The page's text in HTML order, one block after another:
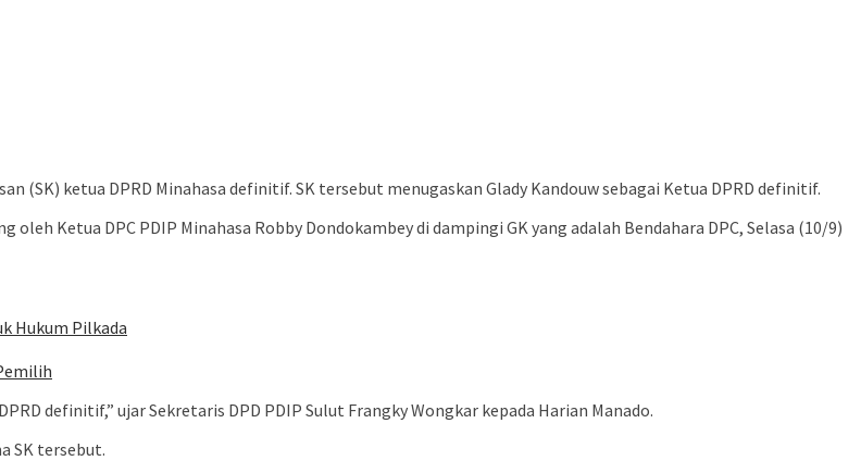
(SK) ketua DPRD Minahasa definitif. SK tersebut menugaskan Glady Kandouw sebagai Ketua DPRD definitif.
Ketua DPC PDIP Minahasa Robby Dondokambey di dampingi GK yang adalah Bendahara DPC, Selasa (10/9)
Hukum Pilkada
definitif,” ujar Sekretaris DPD PDIP Sulut Frangky Wongkar kepada Harian Manado.
SK tersebut.